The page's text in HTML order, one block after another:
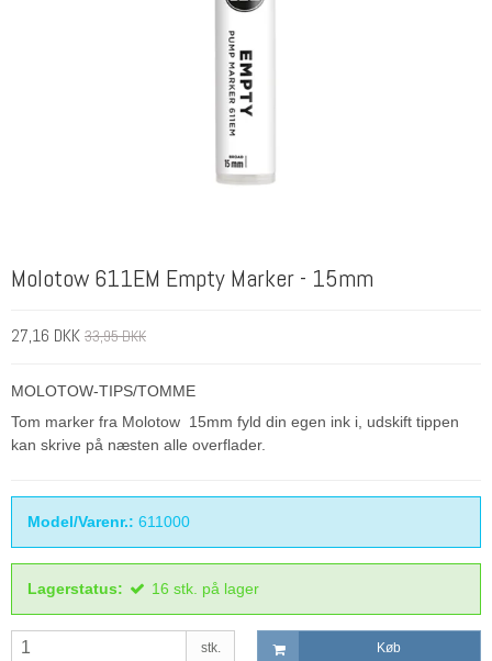
Molotow 611EM Empty Marker - 15mm
27,16 DKK 33,95 DKK
MOLOTOW-TIPS/TOMME
Tom marker fra Molotow 15mm fyld din egen ink i, udskift tippen
kan skrive på næsten alle overflader.
Model/Varenr.: 611000
Lagerstatus: 16 stk. på lager
stk. Køb